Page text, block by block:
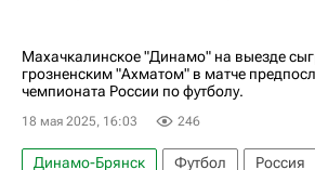
Махачкалинское "Динамо" на выезде
грозненским "Ахматом" в матче
чемпионата России по футболу.
18 мая 2025, 16:03 246
Динамо-Брянск Футбол
Россия